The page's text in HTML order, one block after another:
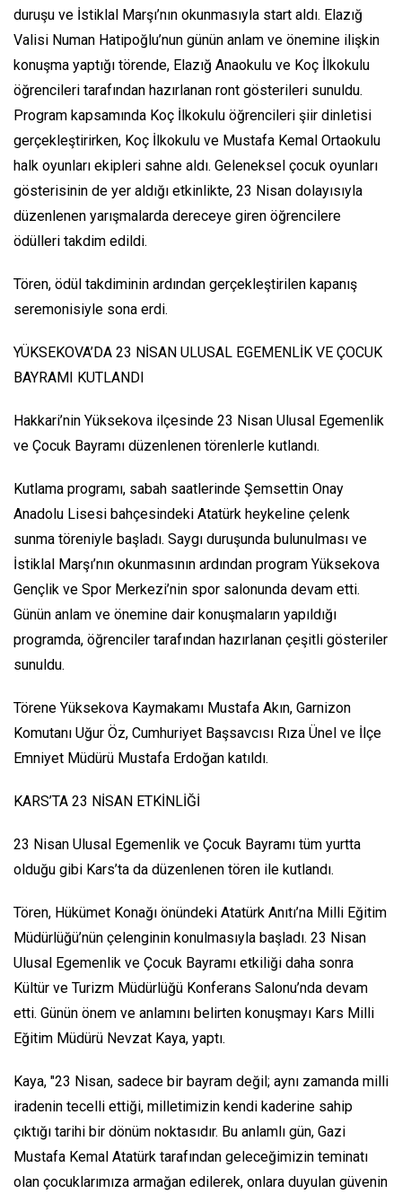
duruşu ve İstiklal Marşı’nın okunmasıyla start aldı. Elazığ
Valisi Numan Hatipoğlu’nun günün anlam ve önemine ilişkin
konuşma yaptığı törende, Elazığ Anaokulu ve Koç İlkokulu
öğrencileri tarafından hazırlanan ront gösterileri sunuldu.
Program kapsamında Koç İlkokulu öğrencileri şiir dinletisi
gerçekleştirirken, Koç İlkokulu ve Mustafa Kemal Ortaokulu
halk oyunları ekipleri sahne aldı. Geleneksel çocuk oyunları
gösterisinin de yer aldığı etkinlikte, 23 Nisan dolayısıyla
düzenlenen yarışmalarda dereceye giren öğrencilere
ödülleri takdim edildi.
Tören, ödül takdiminin ardından gerçekleştirilen kapanış
seremonisiyle sona erdi.
YÜKSEKOVA’DA 23 NİSAN ULUSAL EGEMENLİK VE ÇOCUK
BAYRAMI KUTLANDI
Hakkari’nin Yüksekova ilçesinde 23 Nisan Ulusal Egemenlik
ve Çocuk Bayramı düzenlenen törenlerle kutlandı.
Kutlama programı, sabah saatlerinde Şemsettin Onay
Anadolu Lisesi bahçesindeki Atatürk heykeline çelenk
sunma töreniyle başladı. Saygı duruşunda bulunulması ve
İstiklal Marşı’nın okunmasının ardından program Yüksekova
Gençlik ve Spor Merkezi’nin spor salonunda devam etti.
Günün anlam ve önemine dair konuşmaların yapıldığı
programda, öğrenciler tarafından hazırlanan çeşitli gösteriler
sunuldu.
Törene Yüksekova Kaymakamı Mustafa Akın, Garnizon
Komutanı Uğur Öz, Cumhuriyet Başsavcısı Rıza Ünel ve İlçe
Emniyet Müdürü Mustafa Erdoğan katıldı.
KARS’TA 23 NİSAN ETKİNLİĞİ
23 Nisan Ulusal Egemenlik ve Çocuk Bayramı tüm yurtta
olduğu gibi Kars’ta da düzenlenen tören ile kutlandı.
Tören, Hükümet Konağı önündeki Atatürk Anıtı’na Milli Eğitim
Müdürlüğü’nün çelenginin konulmasıyla başladı. 23 Nisan
Ulusal Egemenlik ve Çocuk Bayramı etkiliği daha sonra
Kültür ve Turizm Müdürlüğü Konferans Salonu’nda devam
etti. Günün önem ve anlamını belirten konuşmayı Kars Milli
Eğitim Müdürü Nevzat Kaya, yaptı.
Kaya, "23 Nisan, sadece bir bayram değil; aynı zamanda milli
iradenin tecelli ettiği, milletimizin kendi kaderine sahip
çıktığı tarihi bir dönüm noktasıdır. Bu anlamlı gün, Gazi
Mustafa Kemal Atatürk tarafından geleceğimizin teminatı
olan çocuklarımıza armağan edilerek, onlara duyulan güvenin